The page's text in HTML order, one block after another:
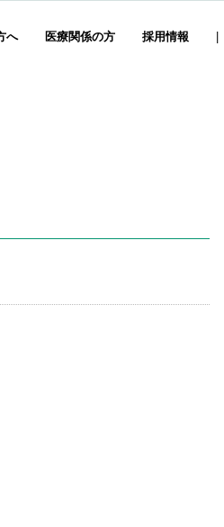
へ 医療関係の方 採用情報